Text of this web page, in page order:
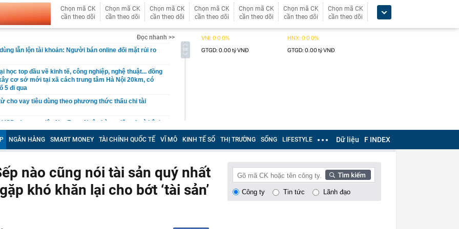
Chọn mã CK
cần theo dõi
Chọn mã CK
cần theo dõi
Chọn mã CK
cần theo dõi
Chọn mã CK
cần theo dõi
Chọn mã CK
cần theo dõi
Chọn mã CK
cần theo dõi
Chọn mã CK
cần theo dõi
Đọc nhanh >>
lẫn lộn tài khoản: Người bán online đối mặt rủi ro
học top đầu về kinh tế, công nghiệp, nghệ thuật... đồng
cơ sở mới tại xã cách trung tâm Hà Nội 20km, có
5 đi qua
cho vay tiêu dùng theo phương thức thấu chi tài
cho mục tiêu Net Zero: Ngân hàng giữ vai trò kênh
nhiều gia đình không còn phụ thuộc vào giàn phơi? 1
cả ban công đang trở thành xu hướng mới
m², “chuồng cọp” san sát đến đại đô thị hàng trăm
hộ chung cư đã thay đổi đến "chóng mặt"
3 bậc nhất
NGÂN HÀNG SMART MONEY TÀI CHÍNH QUỐC TẾ VĨ MÔ KINH TẾ SỐ THỊ TRƯỜNG SỐNG LIFESTYLE Dữ liệu F INDEX
nào cũng nói tài sản quý nhất
khó khăn lại cho bớt ‘tài sản’
Công ty Tin tức Lãnh đạo